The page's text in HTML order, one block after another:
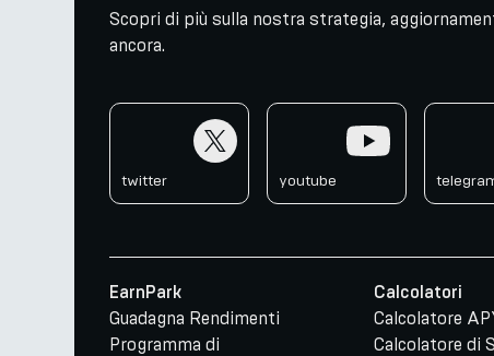
Scopri di più sulla nostra strategia,
ancora.
twitter youtube
EarnPark
Guadagna Rendimenti
Programma di
Calcolatori
Calcolatore
Calcolatore di